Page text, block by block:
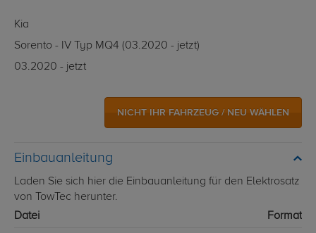
Kia
Sorento - IV Typ MQ4 (03.2020 - jetzt)
03.2020 - jetzt
NICHT IHR FAHRZEUG / NEU WÄHLEN
Einbauanleitung
Laden Sie sich hier die Einbauanleitung für den Elektrosatz
von TowTec herunter.
Datei
Format